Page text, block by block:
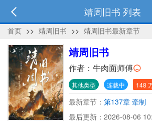
靖周旧书 列表
首页 >> 靖周旧书 >> 靖周旧书最新章节
靖周旧书
作者： 牛肉面师傅
其他类型 连载中 148
最新章节： 第137章 牵制
最后更新：2026-08-06